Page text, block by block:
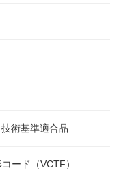
術基準適合品
ード（VCTF）